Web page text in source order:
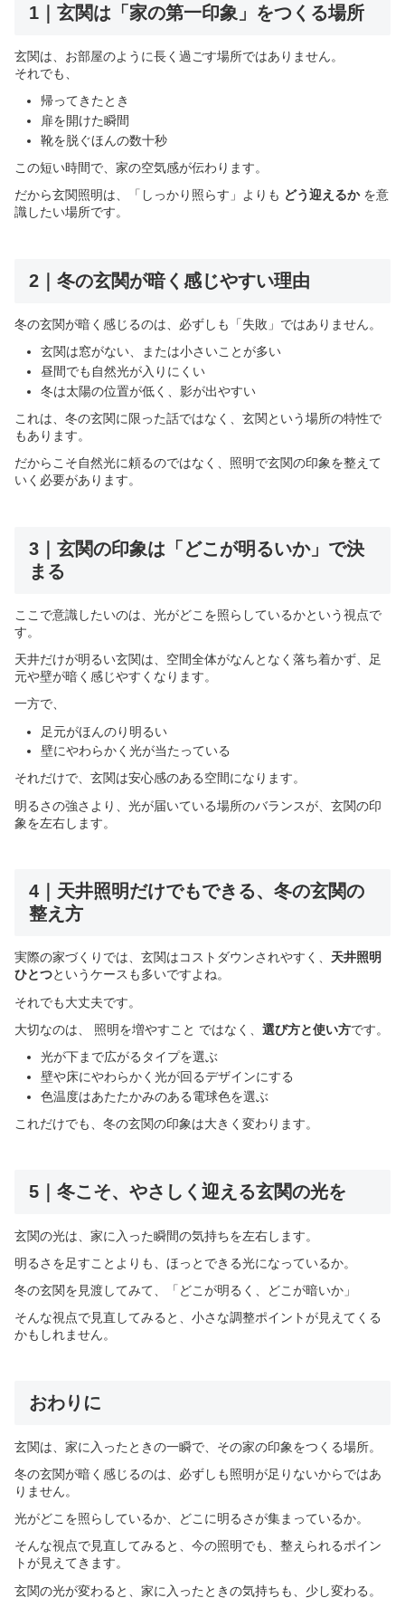
1｜玄関は「家の第一印象」をつくる場所
玄関は、お部屋のように長く過ごす場所ではありません。
それでも、
帰ってきたとき
扉を開けた瞬間
靴を脱ぐほんの数十秒
この短い時間で、家の空気感が伝わります。
だから玄関照明は、「しっかり照らす」よりも どう迎えるか を意
識したい場所です。
2｜冬の玄関が暗く感じやすい理由
冬の玄関が暗く感じるのは、必ずしも「失敗」ではありません。
玄関は窓がない、または小さいことが多い
昼間でも自然光が入りにくい
冬は太陽の位置が低く、影が出やすい
これは、冬の玄関に限った話ではなく、玄関という場所の特性で
もあります。
だからこそ自然光に頼るのではなく、照明で玄関の印象を整えて
いく必要があります。
3｜玄関の印象は「どこが明るいか」で決
まる
ここで意識したいのは、光がどこを照らしているかという視点で
す。
天井だけが明るい玄関は、空間全体がなんとなく落ち着かず、足
元や壁が暗く感じやすくなります。
一方で、
足元がほんのり明るい
壁にやわらかく光が当たっている
それだけで、玄関は安心感のある空間になります。
明るさの強さより、光が届いている場所のバランスが、玄関の印
象を左右します。
4｜天井照明だけでもできる、冬の玄関の
整え方
実際の家づくりでは、玄関はコストダウンされやすく、 天井照明
ひとつというケースも多いですよね。
それでも大丈夫です。
大切なのは、 照明を増やすこと ではなく、 選び方と使い方です。
光が下まで広がるタイプを選ぶ
壁や床にやわらかく光が回るデザインにする
色温度はあたたかみのある電球色を選ぶ
これだけでも、冬の玄関の印象は大きく変わります。
5｜冬こそ、やさしく迎える玄関の光を
玄関の光は、家に入った瞬間の気持ちを左右します。
明るさを足すことよりも、ほっとできる光になっているか。
冬の玄関を見渡してみて、「どこが明るく、どこが暗いか」
そんな視点で見直してみると、小さな調整ポイントが見えてくる
かもしれません。
おわりに
玄関は、家に入ったときの一瞬で、その家の印象をつくる場所。
冬の玄関が暗く感じるのは、必ずしも照明が足りないからではあ
りません。
光がどこを照らしているか、どこに明るさが集まっているか。
そんな視点で見直してみると、今の照明でも、整えられるポイン
トが見えてきます。
玄関の光が変わると、家に入ったときの気持ちも、少し変わる。